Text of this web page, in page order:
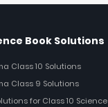
Book Solutions
Class 10 Solutions
Class 9 Solutions
for Class 10 Science